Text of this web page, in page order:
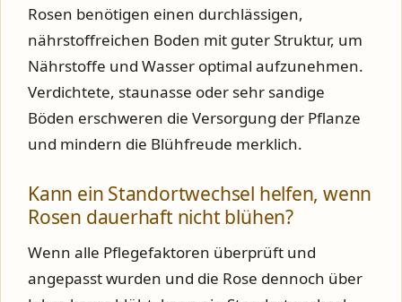
Rosen benötigen einen durchlässigen,
nährstoffreichen Boden mit guter Struktur, um
Nährstoffe und Wasser optimal aufzunehmen.
Verdichtete, staunasse oder sehr sandige
Böden erschweren die Versorgung der Pflanze
und mindern die Blühfreude merklich.
Kann ein Standortwechsel helfen, wenn
Rosen dauerhaft nicht blühen?
Wenn alle Pflegefaktoren überprüft und
angepasst wurden und die Rose dennoch über